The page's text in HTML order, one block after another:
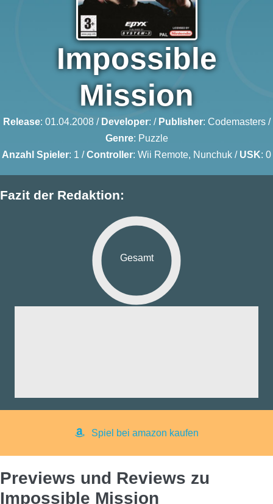
Impossible
Mission
Release: 01.04.2008 / Developer: / Publisher: Codemasters/
Genre: Puzzle
Anzahl Spieler: 1 /Controller: Wii Remote, Nunchuk / USK: 0
Fazit der Redaktion:
Gesamt
Spiel bei amazon kaufen
Previews und Reviews zu
Impossible Mission